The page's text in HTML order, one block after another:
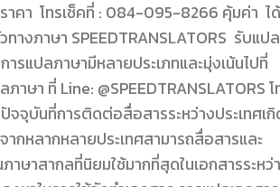
ราคา โทรเช็คที่ : 084-095-8266 คุ้มค่า ได้
างภาษา SPEEDTRANSLATORS รับแป
รแปลภาษามีหลายประเภทและมุ่งเน้นไปที่
า ที่ Line: @SPEEDTRANSLATORS โ
จุบันที่การติดต่อสื่อสารระหว่างประเทศเกิ
กหลากหลายประเทศสามารถสื่อสารและ
ษาสากลที่นิยมใช้มากที่สุดในเอกสารระหว่